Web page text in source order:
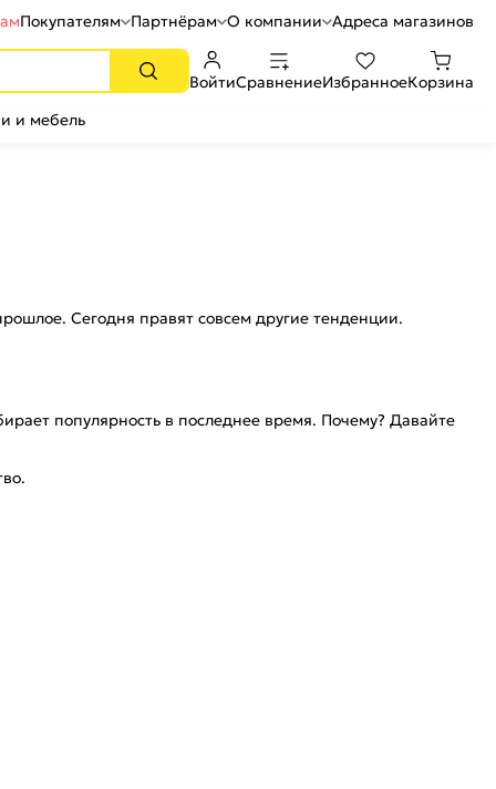
Покупателям Партнёрам О компании Адреса магазинов
ВойтиСравнениеИзбранноеКорзина
и мебель
Сегодня правят совсем другие тенденции.
популярность в последнее время. Почему? Давайте